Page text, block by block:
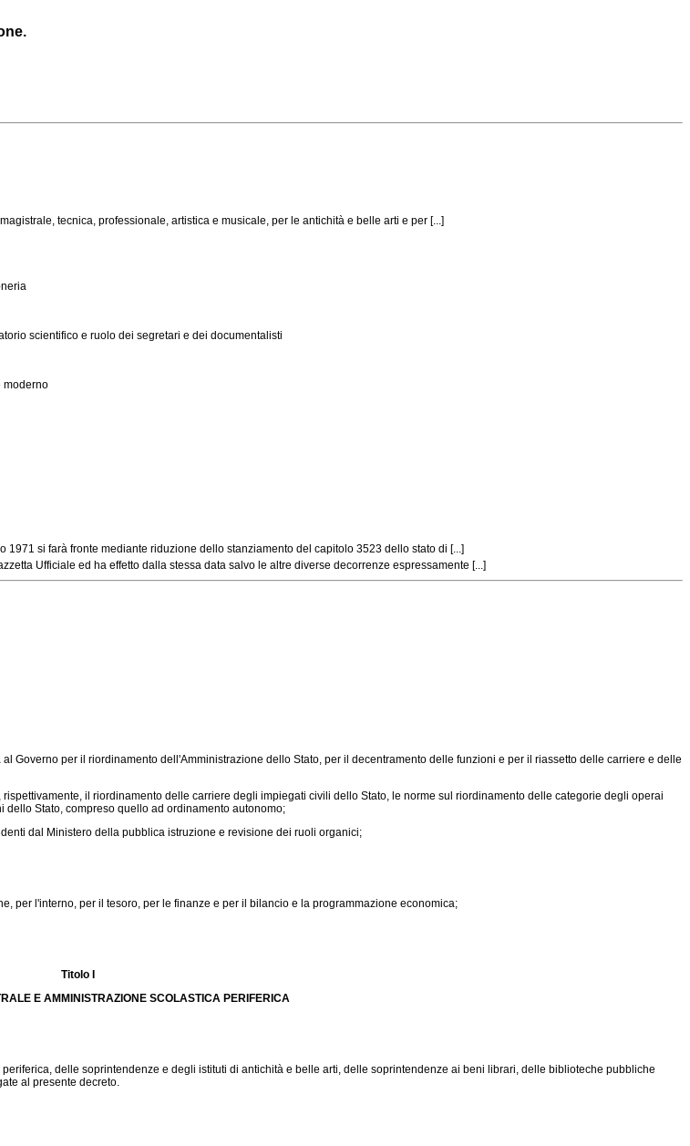
tecnica, professionale, artistica e musicale, per le antichità e belle arti e per [...]
scientifico e ruolo dei segretari e dei documentalisti
moderno
si farà fronte mediante riduzione dello stanziamento del capitolo 3523 dello stato di [...]
Ufficiale ed ha effetto dalla stessa data salvo le altre diverse decorrenze espressamente [...]
al Governo per il riordinamento dell'Amministrazione dello Stato, per il decentramento delle funzioni e per il riassetto delle carriere e delle
il riordinamento delle carriere degli impiegati civili dello Stato, le norme sul riordinamento delle categorie degli operai
Stato, compreso quello ad ordinamento autonomo;
dal Ministero della pubblica istruzione e revisione dei ruoli organici;
l'interno, per il tesoro, per le finanze e per il bilancio e la programmazione economica;
Titolo I
E AMMINISTRAZIONE SCOLASTICA PERIFERICA
delle soprintendenze e degli istituti di antichità e belle arti, delle soprintendenze ai beni librari, delle biblioteche pubbliche
al presente decreto.